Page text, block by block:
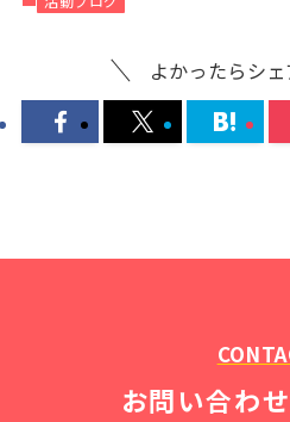
よかったらシェ
お問い合わせ